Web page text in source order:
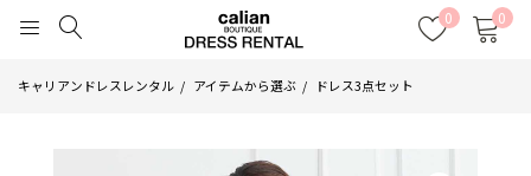
0 0
キャリアンドレスレンタル アイテムから選ぶ ドレス3点セット